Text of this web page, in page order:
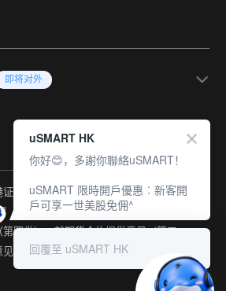
即将对外
监会持牌法团（中央编号：
（第一类）、期货合约交易（第二
四类）、就期货合约提供意见（第五
（第六类）及提供资产管理（第九类）
uSMART HK
你好😊，多謝你聯絡uSMART！
uSMART 限時開戶優惠︰新客開
戶可享一世美股免佣^
回覆至 uSMART HK